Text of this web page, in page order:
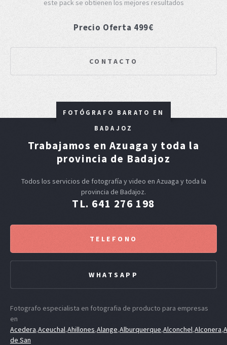
este pack se obtienen los mejores resultados
Precio Oferta 499€
CONTACTO
FOTÓGRAFO BARATO EN
BADAJOZ
Trabajamos en Azuaga y toda la
provincia de Badajoz
Todos los servicios de fotografía y video en Azuaga y toda la
provincia de Badajoz.
TL. 641 276 198
TELEFONO
WHATSAPP
Fotografo especialista en fotografia de producto para empresas
en
Acedera,Aceuchal,Ahillones,Alange,Alburquerque,Alconchel,Alconera,
de San